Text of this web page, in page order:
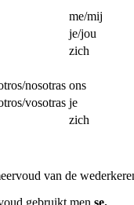
me/mij
je/jou
zich
nosotras ons
vosotras je
zich
van de
gebruikt men se.